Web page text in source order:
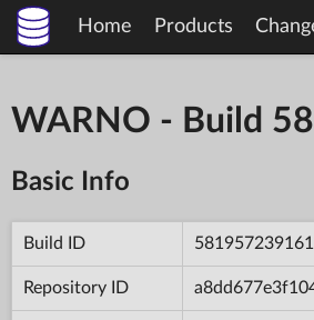
Home Products
WARNO - Build
Basic Info
Build ID
Repository ID